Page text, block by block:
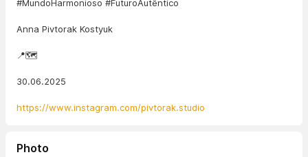
#MundoHarmonioso #FuturoAutêntico
Anna Pivtorak Kostyuk
📍🗺️
30.06.2025
https://www.instagram.com/pivtorak.studio
Photo